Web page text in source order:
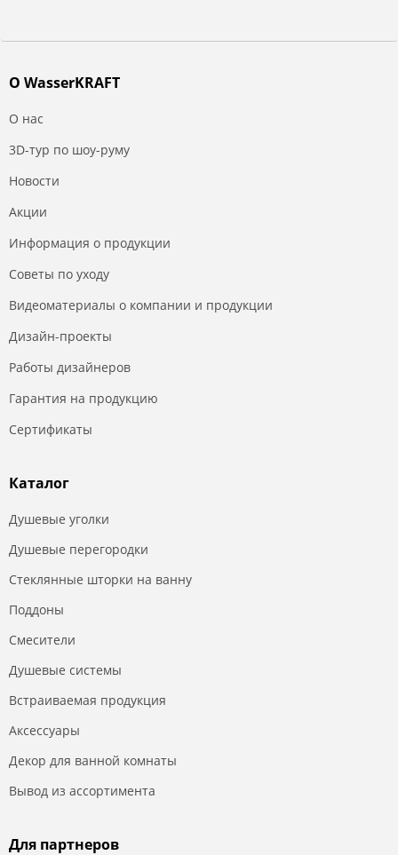
О WasserKRAFT
О нас
3D-тур по шоу-руму
Новости
Акции
Информация о продукции
Советы по уходу
Видеоматериалы о компании и продукции
Дизайн-проекты
Работы дизайнеров
Гарантия на продукцию
Сертификаты
Каталог
Душевые уголки
Душевые перегородки
Стеклянные шторки на ванну
Поддоны
Смесители
Душевые системы
Встраиваемая продукция
Аксессуары
Декор для ванной комнаты
Вывод из ассортимента
Для партнеров